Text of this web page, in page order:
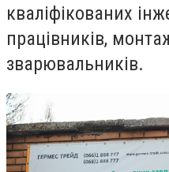
кваліфікованих
працівників,
зварювальників.